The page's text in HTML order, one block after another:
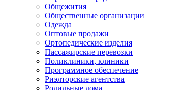
Общежития
Общественные организации
Одежда
Оптовые продажи
Ортопедические изделия
Пассажирские перевозки
Поликлиники, клиники
Программное обеспечение
Риэлторские агентства
Родильные дома